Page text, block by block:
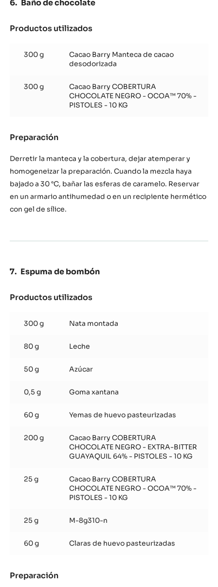
Baño de chocolate
Productos utilizados
de
chocolate
300 g
Cacao Barry Manteca de cacao
desodorizada
300 g
Cacao Barry COBERTURA
CHOCOLATE NEGRO - OCOA™ 70% -
PISTOLES - 10 KG
Preparación
de
chocolate
Derretir la manteca y la cobertura, dejar atemperar y
homogeneizar la preparación. Cuando la mezcla haya
bajado a 30 °C, bañar las esferas de caramelo. Reservar
en un armario antihumedad o en un recipiente hermético
con gel de sílice.
Espuma de bombón
Productos utilizados
bombón
300 g Nata montada
80 g Leche
50 g Azúcar
0,5 g Goma xantana
60 g Yemas de huevo pasteurizadas
200 g
Cacao Barry COBERTURA
CHOCOLATE NEGRO - EXTRA-BITTER
GUAYAQUIL 64% - PISTOLES - 10 KG
25 g
Cacao Barry COBERTURA
CHOCOLATE NEGRO - OCOA™ 70% -
PISTOLES - 10 KG
25 g M-8g310-n
60 g Claras de huevo pasteurizadas
Preparación